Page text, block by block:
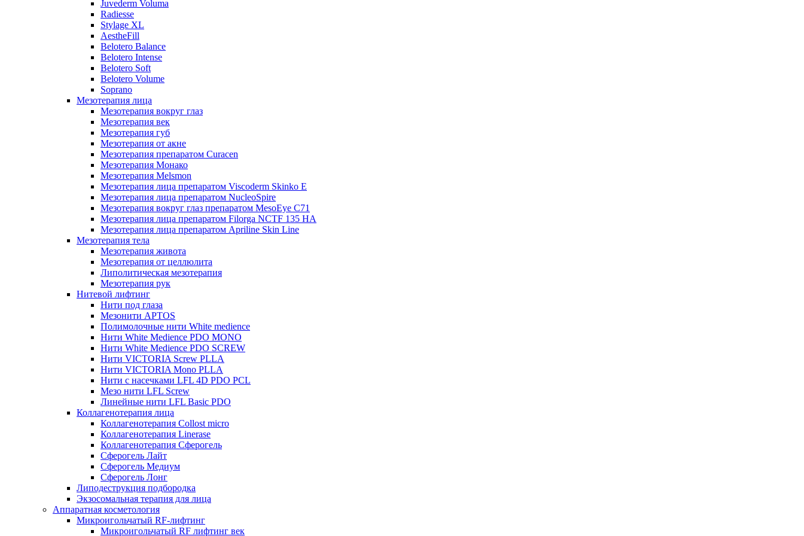
Juvederm Voluma
Radiesse
Stylage XL
AestheFill
Belotero Balance
Belotero Intense
Belotero Soft
Belotero Volume
Soprano
Мезотерапия лица
Мезотерапия вокруг глаз
Мезотерапия век
Мезотерапия губ
Мезотерапия от акне
Мезотерапия препаратом Curacen
Мезотерапия Монако
Мезотерапия Melsmon
Мезотерапия лица препаратом Viscoderm Skinko E
Мезотерапия лица препаратом NucleoSpire
Мезотерапия вокруг глаз препаратом MesoEye С71
Мезотерапия лица препаратом Filorga NCTF 135 HA
Мезотерапия лица препаратом Apriline Skin Line
Мезотерапия тела
Мезотерапия живота
Мезотерапия от целлюлита
Липолитическая мезотерапия
Мезотерапия рук
Нитевой лифтинг
Нити под глаза
Мезонити APTOS
Полимолочные нити White medience
Нити White Medience PDO MONO
Нити White Medience PDO SCREW
Нити VICTORIA Screw PLLA
Нити VICTORIA Mono PLLA
Нити с насечками LFL 4D PDO PCL
Мезо нити LFL Screw
Линейные нити LFL Basic PDO
Коллагенотерапия лица
Коллагенотерапия Collost micro
Коллагенотерапия Linerase
Коллагенотерапия Сферогель
Сферогель Лайт
Сферогель Медиум
Сферогель Лонг
Липодеструкция подбородка
Экзосомальная терапия для лица
Аппаратная косметология
Микроигольчатый RF-лифтинг
Микроигольчатый RF лифтинг век